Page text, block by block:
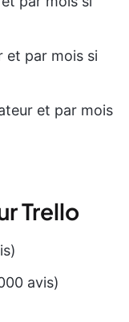
et par mois si
et par mois
Trello
avis)